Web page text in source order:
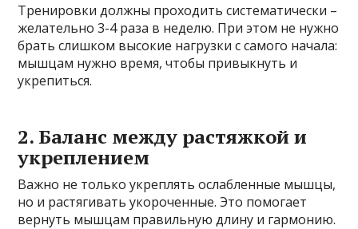
Тренировки должны проходить систематически –
желательно 3-4 раза в неделю. При этом не нужно
брать слишком высокие нагрузки с самого начала:
мышцам нужно время, чтобы привыкнуть и
укрепиться.
2. Баланс между растяжкой и
укреплением
Важно не только укреплять ослабленные мышцы,
но и растягивать укороченные. Это помогает
вернуть мышцам правильную длину и гармонию.